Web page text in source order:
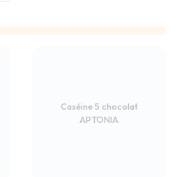
Caséine 5 chocolat
APTONIA